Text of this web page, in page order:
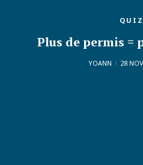
Plus de permis =
YOANN 28